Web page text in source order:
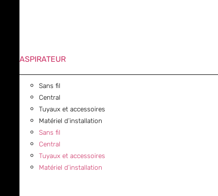
ASPIRATEUR
Sans fil
Central
Tuyaux et accessoires
Matériel d’installation
Sans fil
Central
Tuyaux et accessoires
Matériel d’installation